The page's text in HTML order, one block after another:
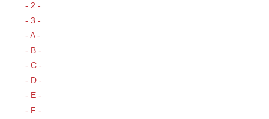
- 2 -
- 3 -
- A -
- B -
- C -
- D -
- E -
- F -